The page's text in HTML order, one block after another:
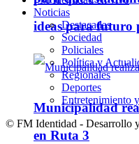
ideas para futuro
Municipalidad
en Ruta 3
Noticias
Destacadas
Sociedad
Policiales
Política y
Regionales
Deportes
Entretenimiento
© FM Identidad - Desarrollo